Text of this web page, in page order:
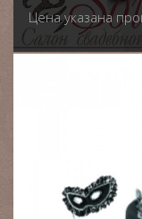
Цена указана